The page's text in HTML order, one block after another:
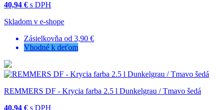
40,94 € s DPH
Skladom v e-shope
Zásielkovňa od 3,90 €
Vhodné k deťom
REMMERS DF - Krycia farba 2.5 l Dunkelgrau / Tmavo šedá
40,94 € s DPH